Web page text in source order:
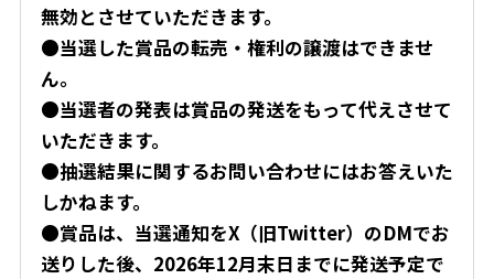
無効とさせていただきます。
●当選した賞品の転売・権利の譲渡はできませ
ん。
●当選者の発表は賞品の発送をもって代えさせて
いただきます。
●抽選結果に関するお問い合わせにはお答えいた
しかねます。
●賞品は、当選通知をX（旧Twitter）のDMでお
送りした後、 2026年12月末日 までに発送予定で